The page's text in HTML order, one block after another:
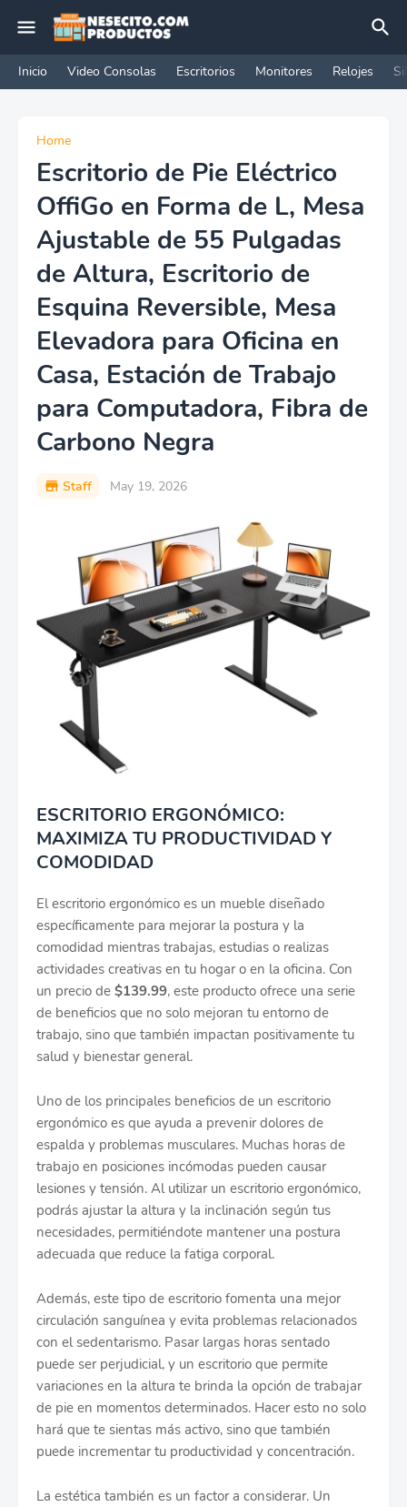
Inicio Video Consolas Escritorios Monitores Relojes
Home
Escritorio de Pie Eléctrico
OffiGo en Forma de L, Mesa
Ajustable de 55 Pulgadas
de Altura, Escritorio de
Esquina Reversible, Mesa
Elevadora para Oficina en
Casa, Estación de Trabajo
para Computadora, Fibra de
Carbono Negra
Staff May 19, 2026
ESCRITORIO ERGONÓMICO:
MAXIMIZA TU PRODUCTIVIDAD Y
COMODIDAD
El escritorio ergonómico es un mueble diseñado
específicamente para mejorar la postura y la
comodidad mientras trabajas, estudias o realizas
actividades creativas en tu hogar o en la oficina. Con
un precio de $139.99, este producto ofrece una serie
de beneficios que no solo mejoran tu entorno de
trabajo, sino que también impactan positivamente tu
salud y bienestar general.
Uno de los principales beneficios de un escritorio
ergonómico es que ayuda a prevenir dolores de
espalda y problemas musculares. Muchas horas de
trabajo en posiciones incómodas pueden causar
lesiones y tensión. Al utilizar un escritorio ergonómico,
podrás ajustar la altura y la inclinación según tus
necesidades, permitiéndote mantener una postura
adecuada que reduce la fatiga corporal.
Además, este tipo de escritorio fomenta una mejor
circulación sanguínea y evita problemas relacionados
con el sedentarismo. Pasar largas horas sentado
puede ser perjudicial, y un escritorio que permite
variaciones en la altura te brinda la opción de trabajar
de pie en momentos determinados. Hacer esto no solo
hará que te sientas más activo, sino que también
puede incrementar tu productividad y concentración.
La estética también es un factor a considerar. Un